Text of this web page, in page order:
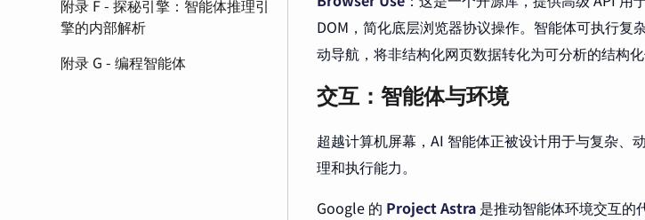
附录 F - 探秘引擎：智能体推理引
擎的内部解析
附录 G - 编程智能体
DOM，简化底层浏览器协议操作。智能体可执行复
动导航，将非结构化网页数据转化为可分析的结构化
交互：智能体与环境
超越计算机屏幕，AI 智能体正被设计用于与复杂、
理和执行能力。
Google 的 Project Astra 是推动智能体环境交互的